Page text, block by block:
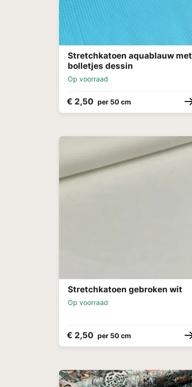
Stretchkatoen aquablauw met
bolletjes dessin
Op voorraad
€ 2,50 per 50 cm
Stretchkatoen gebroken wit
Op voorraad
€ 2,50 per 50 cm